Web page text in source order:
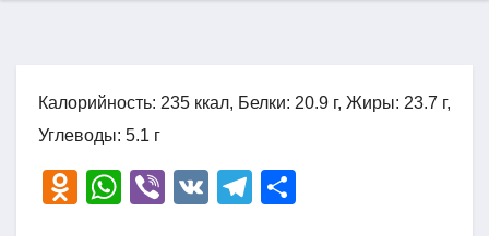
Калорийность: 235 ккал, Белки: 20.9 г, Жиры: 23.7 г,
Углеводы: 5.1 г
O
W
Vi
V
T